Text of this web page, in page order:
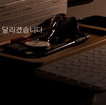
리겠습니다.